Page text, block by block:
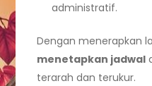
administratif.
Dengan menerapkan
menetapkan jadwal
terarah dan terukur.